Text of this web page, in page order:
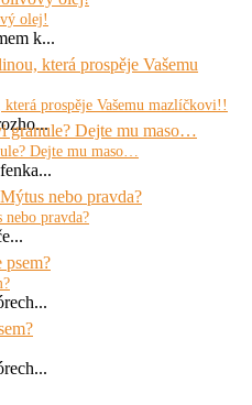
olej!
k...
prospěje Vašemu mazlíčkovi!!
Dejte mu maso…
pravda?